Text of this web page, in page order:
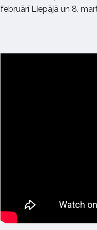
februārī Liepājā un 8.